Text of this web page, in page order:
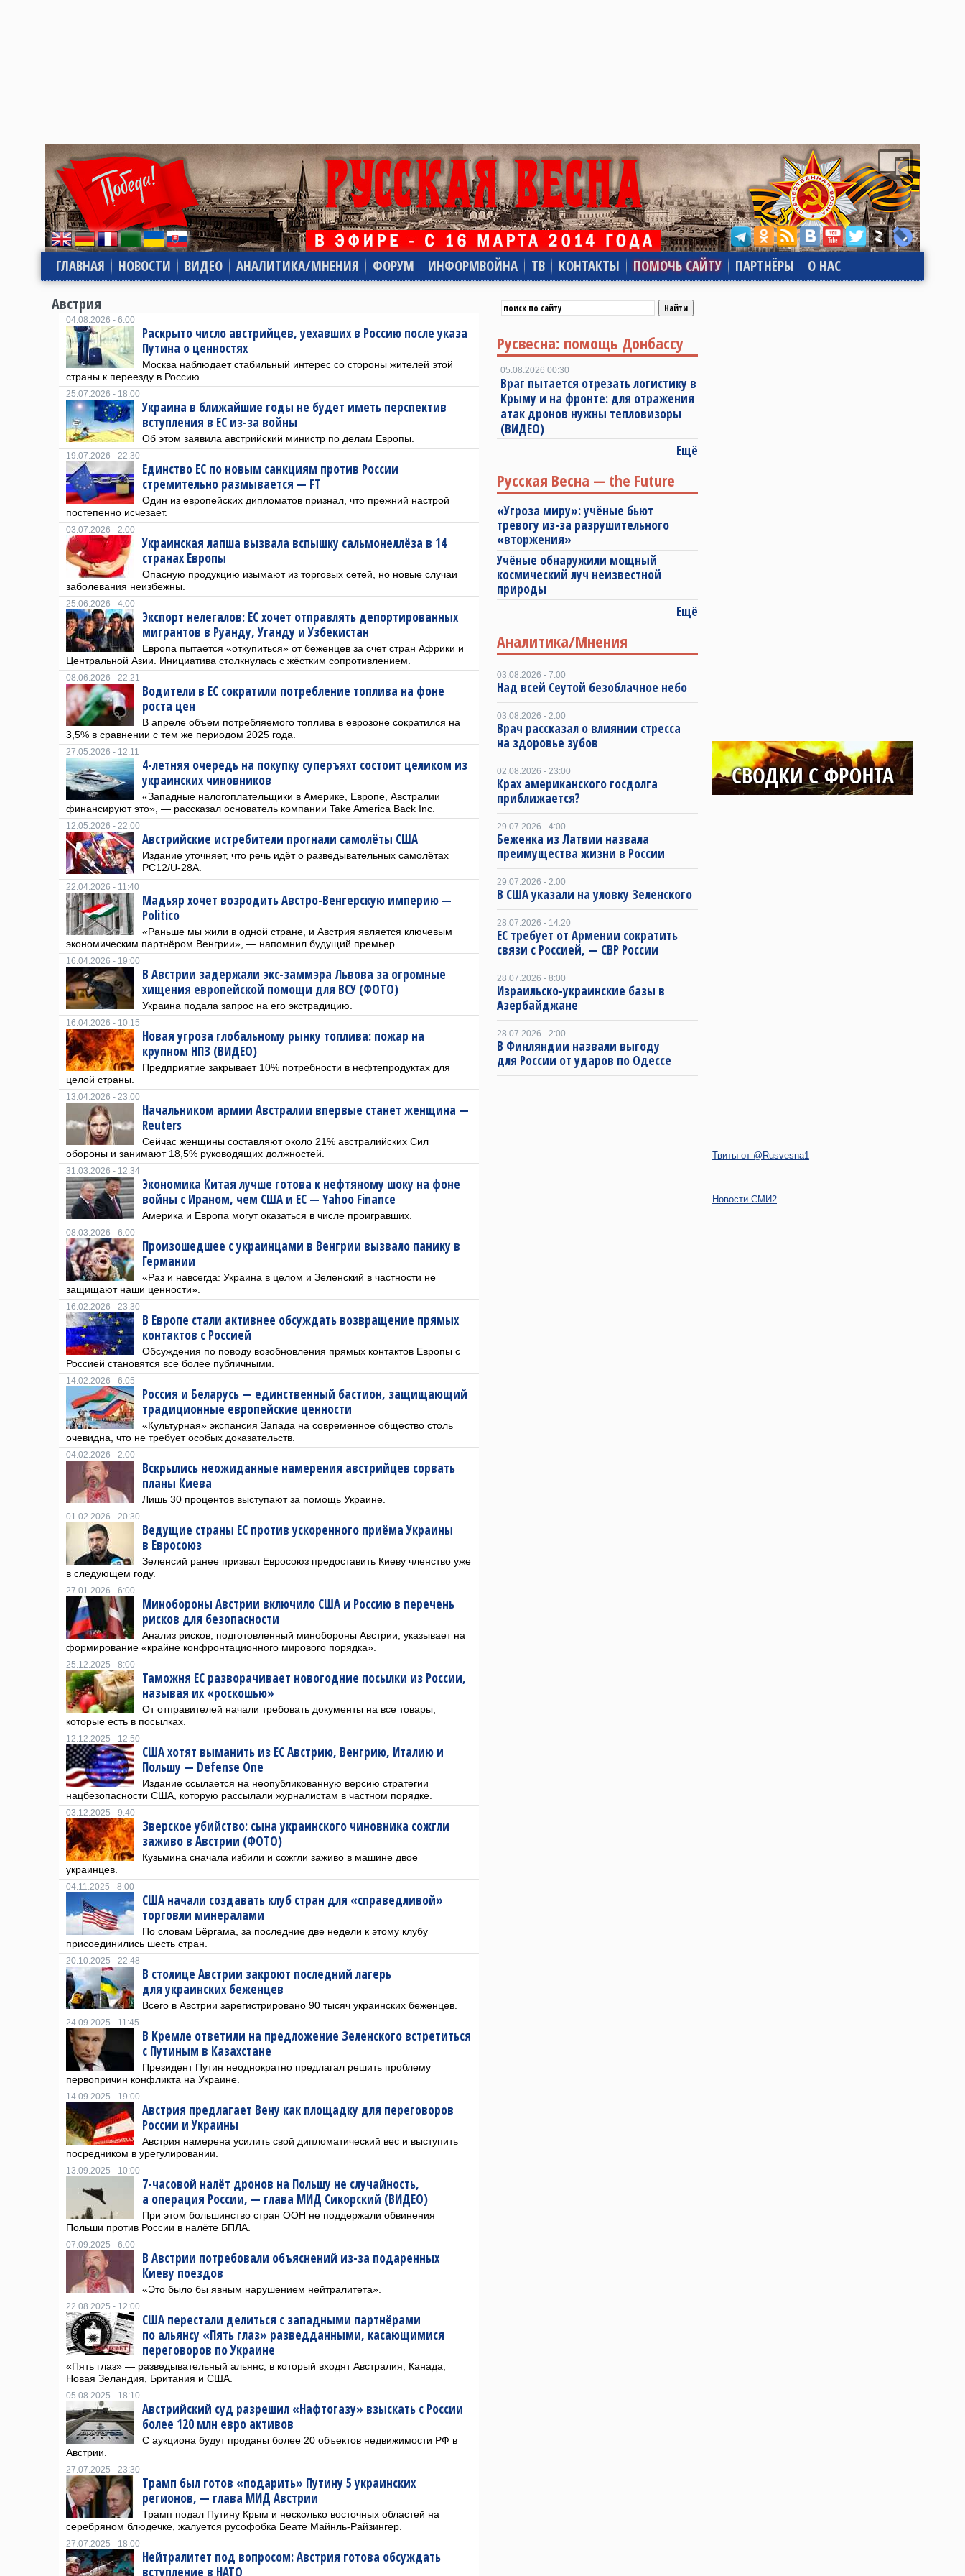
ГЛАВНАЯ НОВОСТИ ВИДЕО АНАЛИТИКА/МНЕНИЯ ФОРУМ ИНФОРМВОЙНА ТВ КОНТАКТЫ ПОМОЧЬ САЙТУ ПАРТНЁРЫ О НАС
Австрия
04.08.2026 - 6:00
Раскрыто число австрийцев, уехавших в Россию после указа
Путина о ценностях
Москва наблюдает стабильный интерес со стороны жителей этой
страны к переезду в Россию.
25.07.2026 - 18:00
Украина в ближайшие годы не будет иметь перспектив
вступления в ЕС из-за войны
Об этом заявила австрийский министр по делам Европы.
19.07.2026 - 22:30
Единство ЕС по новым санкциям против России
стремительно размывается — FT
Один из европейских дипломатов признал, что прежний настрой
постепенно исчезает.
03.07.2026 - 2:00
Украинская лапша вызвала вспышку сальмонеллёза в 14
странах Европы
Опасную продукцию изымают из торговых сетей, но новые случаи
заболевания неизбежны.
25.06.2026 - 4:00
Экспорт нелегалов: ЕС хочет отправлять депортированных
мигрантов в Руанду, Уганду и Узбекистан
Европа пытается «откупиться» от беженцев за счет стран Африки и
Центральной Азии. Инициатива столкнулась с жёстким сопротивлением.
08.06.2026 - 22:21
Водители в ЕС сократили потребление топлива на фоне
роста цен
В апреле объем потребляемого топлива в еврозоне сократился на
3,5% в сравнении с тем же периодом 2025 года.
27.05.2026 - 12:11
4-летняя очередь на покупку суперъяхт состоит целиком из
украинских чиновников
«Западные налогоплательщики в Америке, Европе, Австралии
финансируют это», — рассказал основатель компании Take America Back Inc.
12.05.2026 - 22:00
Австрийские истребители прогнали самолёты США
Издание уточняет, что речь идёт о разведывательных самолётах
PC12/U-28A.
22.04.2026 - 11:40
Мадьяр хочет возродить Австро-Венгерскую империю —
Politico
«Раньше мы жили в одной стране, и Австрия является ключевым
экономическим партнёром Венгрии», — напомнил будущий премьер.
16.04.2026 - 19:00
В Австрии задержали экс-заммэра Львова за огромные
хищения европейской помощи для ВСУ (ФОТО)
Украина подала запрос на его экстрадицию.
16.04.2026 - 10:15
Новая угроза глобальному рынку топлива: пожар на
крупном НПЗ (ВИДЕО)
Предприятие закрывает 10% потребности в нефтепродуктах для
целой страны.
13.04.2026 - 23:00
Начальником армии Австралии впервые станет женщина —
Reuters
Сейчас женщины составляют около 21% австралийских Сил
обороны и занимают 18,5% руководящих должностей.
31.03.2026 - 12:34
Экономика Китая лучше готова к нефтяному шоку на фоне
войны с Ираном, чем США и ЕС — Yahoo Finance
Америка и Европа могут оказаться в числе проигравших.
08.03.2026 - 6:00
Произошедшее с украинцами в Венгрии вызвало панику в
Германии
«Раз и навсегда: Украина в целом и Зеленский в частности не
защищают наши ценности».
16.02.2026 - 23:30
В Европе стали активнее обсуждать возвращение прямых
контактов с Россией
Обсуждения по поводу возобновления прямых контактов Европы с
Россией становятся все более публичными.
14.02.2026 - 6:05
Россия и Беларусь — единственный бастион, защищающий
традиционные европейские ценности
«Культурная» экспансия Запада на современное общество столь
очевидна, что не требует особых доказательств.
04.02.2026 - 2:00
Вскрылись неожиданные намерения австрийцев сорвать
планы Киева
Лишь 30 процентов выступают за помощь Украине.
01.02.2026 - 20:30
Ведущие страны ЕС против ускоренного приёма Украины
в Евросоюз
Зеленсий ранее призвал Евросоюз предоставить Киеву членство уже
в следующем году.
27.01.2026 - 6:00
Минобороны Австрии включило США и Россию в перечень
рисков для безопасности
Анализ рисков, подготовленный минобороны Австрии, указывает на
формирование «крайне конфронтационного мирового порядка».
25.12.2025 - 8:00
Таможня ЕС разворачивает новогодние посылки из России,
называя их «роскошью»
От отправителей начали требовать документы на все товары,
которые есть в посылках.
12.12.2025 - 12:50
США хотят выманить из ЕС Австрию, Венгрию, Италию и
Польшу — Defense One
Издание ссылается на неопубликованную версию стратегии
нацбезопасности США, которую рассылали журналистам в частном порядке.
03.12.2025 - 9:40
Зверское убийство: сына украинского чиновника сожгли
заживо в Австрии (ФОТО)
Кузьмина сначала избили и сожгли заживо в машине двое
украинцев.
04.11.2025 - 8:00
США начали создавать клуб стран для «справедливой»
торговли минералами
По словам Бёргама, за последние две недели к этому клубу
присоединились шесть стран.
20.10.2025 - 22:48
В столице Австрии закроют последний лагерь
для украинских беженцев
Всего в Австрии зарегистрировано 90 тысяч украинских беженцев.
24.09.2025 - 11:45
В Кремле ответили на предложение Зеленского встретиться
с Путиным в Казахстане
Президент Путин неоднократно предлагал решить проблему
первопричин конфликта на Украине.
14.09.2025 - 19:00
Австрия предлагает Вену как площадку для переговоров
России и Украины
Австрия намерена усилить свой дипломатический вес и выступить
посредником в урегулировании.
13.09.2025 - 10:00
7-часовой налёт дронов на Польшу не случайность,
а операция России, — глава МИД Сикорский (ВИДЕО)
При этом большинство стран ООН не поддержали обвинения
Польши против России в налёте БПЛА.
07.09.2025 - 6:00
В Австрии потребовали объяснений из-за подаренных
Киеву поездов
«Это было бы явным нарушением нейтралитета».
22.08.2025 - 12:00
США перестали делиться с западными партнёрами
по альянсу «Пять глаз» разведданными, касающимися
переговоров по Украине
«Пять глаз» — разведывательный альянс, в который входят Австралия, Канада,
Новая Зеландия, Британия и США.
05.08.2025 - 18:10
Австрийский суд разрешил «Нафтогазу» взыскать с России
более 120 млн евро активов
С аукциона будут проданы более 20 объектов недвижимости РФ в
Австрии.
27.07.2025 - 23:30
Трамп был готов «подарить» Путину 5 украинских
регионов, — глава МИД Австрии
Трамп подал Путину Крым и несколько восточных областей на
серебряном блюдечке, жалуется русофобка Беате Майнль-Райзингер.
27.07.2025 - 18:00
Нейтралитет под вопросом: Австрия готова обсуждать
вступление в НАТО
Русвесна: помощь Донбассу
05.08.2026 00:30
Враг пытается отрезать логистику в
Крыму и на фронте: для отражения
атак дронов нужны тепловизоры
(ВИДЕО)
Ещё
Русская Весна — the Future
«Угроза миру»: учёные бьют
тревогу из-за разрушительного
«вторжения»
Учёные обнаружили мощный
космический луч неизвестной
природы
Ещё
Аналитика/Мнения
03.08.2026 - 7:00
Над всей Сеутой безоблачное небо
03.08.2026 - 2:00
Врач рассказал о влиянии стресса
на здоровье зубов
02.08.2026 - 23:00
Крах американского госдолга
приближается?
29.07.2026 - 4:00
Беженка из Латвии назвала
преимущества жизни в России
29.07.2026 - 2:00
В США указали на уловку Зеленского
28.07.2026 - 14:20
ЕС требует от Армении сократить
связи с Россией, — СВР России
28.07.2026 - 8:00
Израильско-украинские базы в
Азербайджане
28.07.2026 - 2:00
В Финляндии назвали выгоду
для России от ударов по Одессе
Твиты от @Rusvesna1
Новости СМИ2